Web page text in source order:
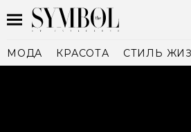
МОДА КРАСОТА СТИЛЬ